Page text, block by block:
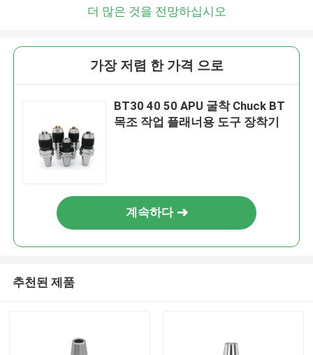
더 많은 것을 전망하십시오
가장 저렴 한 가격 으로
BT30 40 50 APU 굴착 Chuck BT
목조 작업 플래너용 도구 장착기
계속하다
추천된 제품